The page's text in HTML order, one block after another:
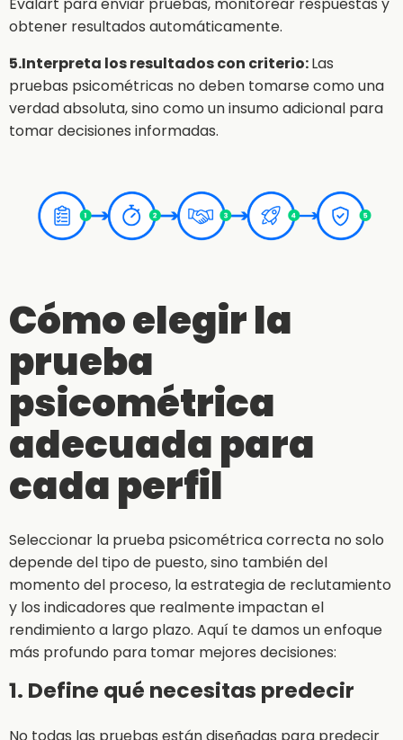
Evalart para enviar pruebas, monitorear respuestas y
obtener resultados automáticamente.
5.Interpreta los resultados con criterio:Las
pruebas psicométricas no deben tomarse como una
verdad absoluta, sino como un insumo adicional para
tomar decisiones informadas.
Cómo elegir la
prueba
psicométrica
adecuada para
cada perfil
Seleccionar la prueba psicométrica correcta no solo
depende del tipo de puesto, sino también del
momento del proceso, la estrategia de reclutamiento
y los indicadores que realmente impactan el
rendimiento a largo plazo. Aquí te damos un enfoque
más profundo para tomar mejores decisiones:
1. Define qué necesitas predecir
No todas las pruebas están diseñadas para predecir